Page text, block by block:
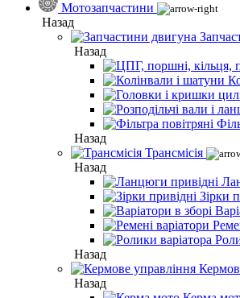
Мотозапчастини
Назад
Назад
Назад
Трансмісія
Назад
Зірки
Назад
Назад